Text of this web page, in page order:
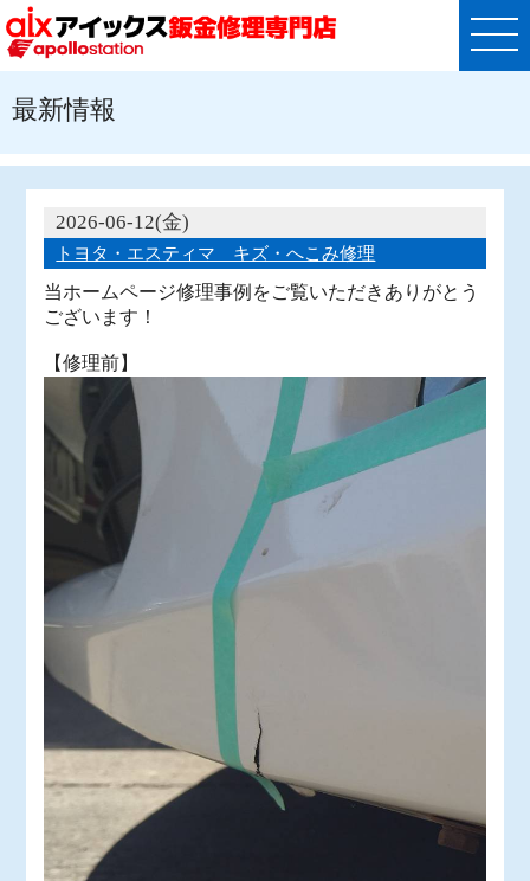
最新情報
2026-06-12(金)
トヨタ・エスティマ キズ・へこみ修理
当ホームページ修理事例をご覧いただきありがとう
ございます！
【修理前】